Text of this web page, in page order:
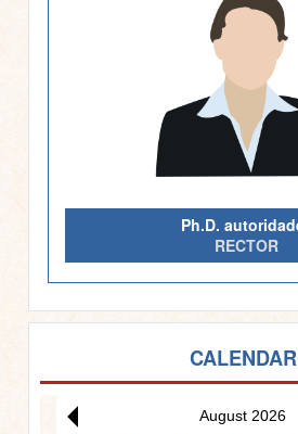
Ph.D.
RECTOR
CALENDAR
August 2026